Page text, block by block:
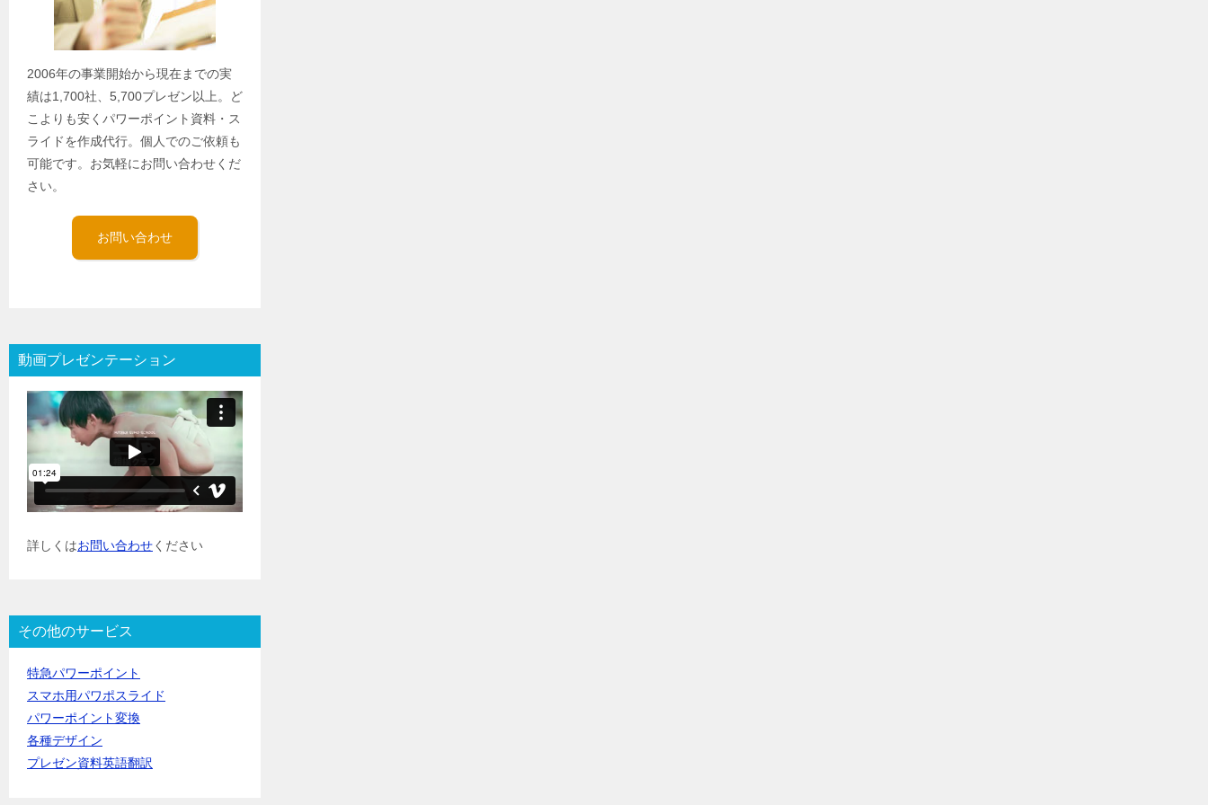
2006年の事業開始から現在までの実
績は1,700社、5,700プレゼン以上。ど
こよりも安くパワーポイント資料・ス
ライドを作成代行。個人でのご依頼も
可能です。お気軽にお問い合わせくだ
さい。
お問い合わせ
動画プレゼンテーション
詳しくはお問い合わせください
その他のサービス
特急パワーポイント
スマホ用パワポスライド
パワーポイント変換
各種デザイン
プレゼン資料英語翻訳